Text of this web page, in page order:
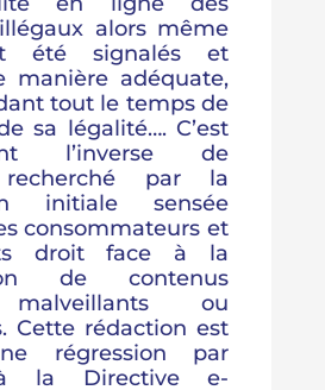
alors même
été signalés et
manière adéquate,
tout le temps de
sa légalité…. C’est
l’inverse de
recherché par la
initiale sensée
consommateurs et
droit face à la
de contenus
ou
Cette rédaction est
régression par
la Directive e-